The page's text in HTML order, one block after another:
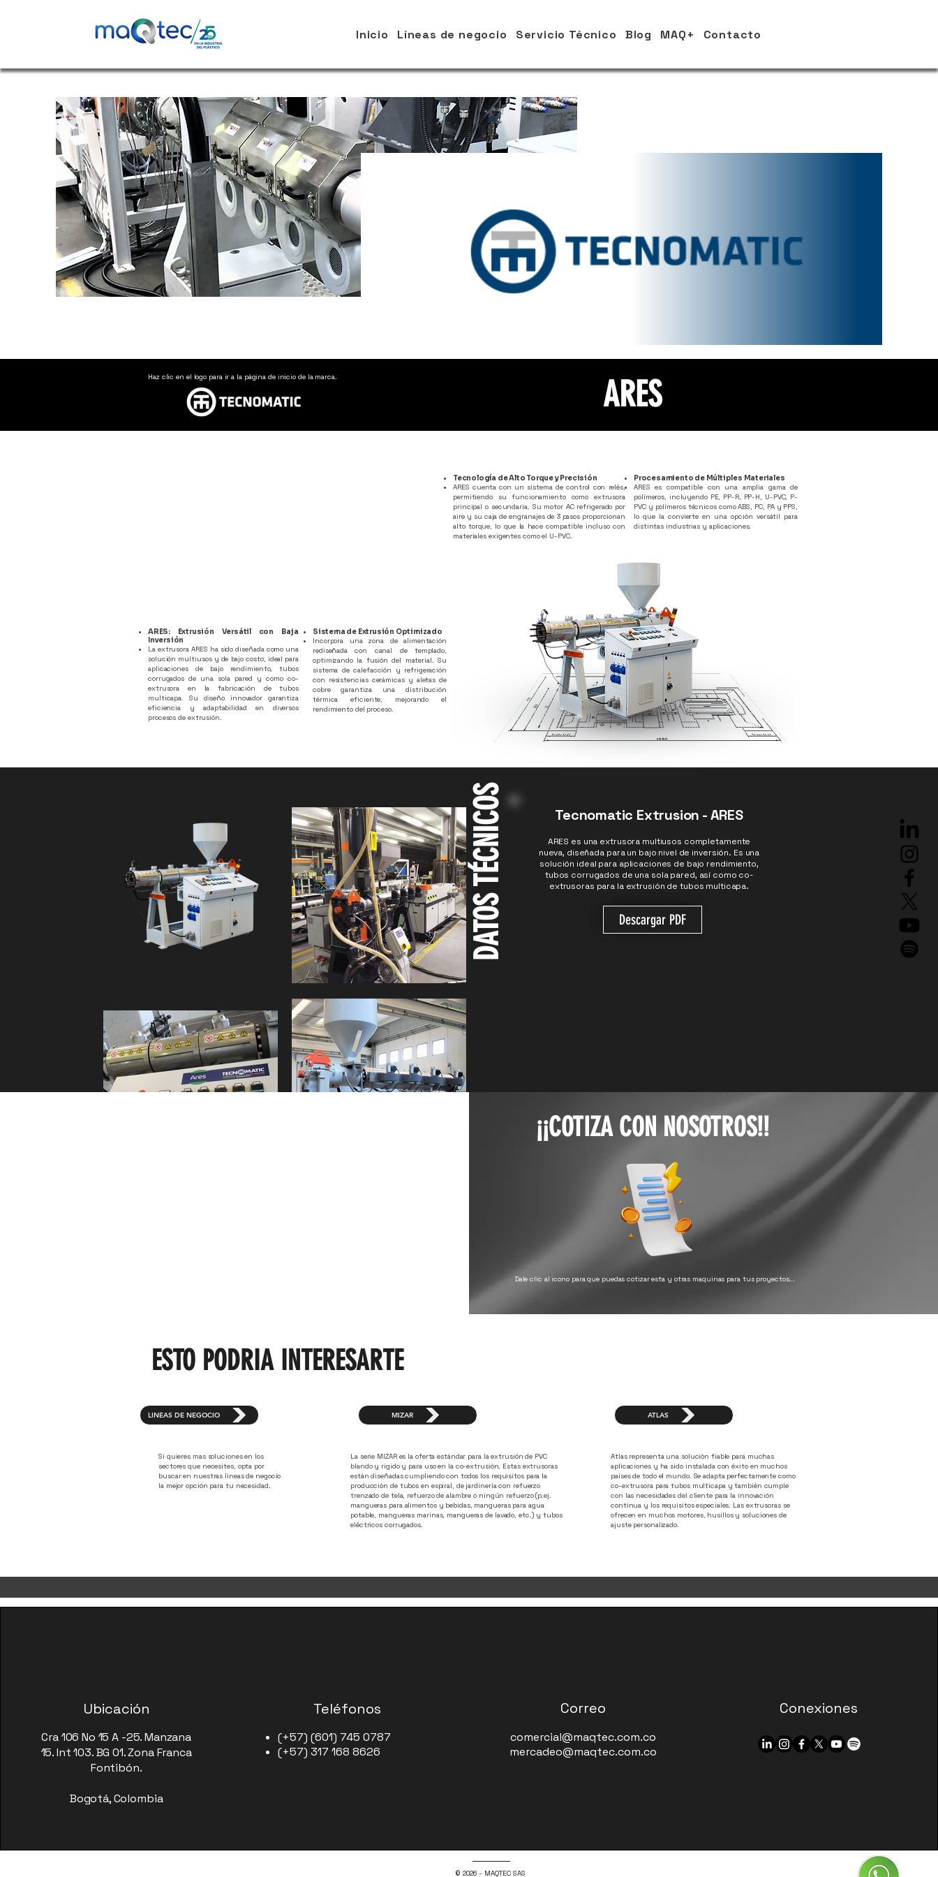
Inicio Líneas de negocio Servicio Técnico Blog MAQ+ Contacto
Haz clic en el logo para ir a la página de inicio de la marca. ARES
ARES: Extrusión Versátil con Baja
Inversión
La extrusora ARES ha sido diseñada como una
solución multiusos y de bajo costo, ideal para
aplicaciones de bajo rendimiento, tubos
corrugados de una sola pared y como co-
extrusora en la fabricación de tubos
multicapa. Su diseño innovador garantiza
eficiencia y adaptabilidad en diversos
procesos de extrusión.
Sistema de Extrusión Optimizado
Incorpora una zona de alimentación
rediseñada con canal de templado,
optimizando la fusión del material. Su
sistema de calefacción y refrigeración
con resistencias cerámicas y aletas de
cobre garantiza una distribución
térmica eficiente, mejorando el
rendimiento del proceso.
Tecnología de Alto Torque y Precisión
ARES cuenta con un sistema de control con relés,
permitiendo su funcionamiento como extrusora
principal o secundaria. Su motor AC refrigerado por
aire y su caja de engranajes de 3 pasos proporcionan
alto torque, lo que la hace compatible incluso con
materiales exigentes como el U-PVC.
Procesamiento de Múltiples Materiales
ARES es compatible con una amplia gama de
polímeros, incluyendo PE, PP-R, PP-H, U-PVC, P-
PVC y polímeros técnicos como ABS, PC, PA y PPS,
lo que la convierte en una opción versátil para
distintas industrias y aplicaciones.
Tecnomatic Extrusion - ARES
ARES es una extrusora multiusos completamente
nueva, diseñada para un bajo nivel de inversión. Es una
solución ideal para aplicaciones de bajo rendimiento,
tubos corrugados de una sola pared, así como co-
extrusoras para la extrusión de tubos multicapa.
Descargar PDF
DATOS TÉCNICOS
¡¡COTIZA CON NOSOTROS!!
Dale clic al icono para que puedas cotizar esta y otras maquinas para tus proyectos...
ESTO PODRIA INTERESARTE
LÍNEAS DE NEGOCIO
Si quieres mas soluciones en los
sectores que necesites, opta por
buscar en nuestras líneas de negocio
la mejor opción para tu necesidad.
MIZAR
La serie MIZAR es la oferta estándar para la extrusión de PVC
blando y rigido y para uso en la co-extrusión. Estas extrusoras
están diseñadas cumpliendo con todos los requisitos para la
producción de tubos en espiral, de jardinería con refuerzo
trenzado de tela, refuerzo de alambre o ningún refuerzo (p.ej.
mangueras para alimentos y bebidas, mangueras para agua
potable, mangueras marinas, mangueras de lavado, etc.) y tubos
eléctricos corrugados.
ATLAS
Atlas representa una solución fiable para muchas
aplicaciones y ha sido instalada con éxito en muchos
países de todo el mundo. Se adapta perfectamente como
co-extrusora para tubos multicapa y también cumple
con las necesidades del cliente para la innovación
continua y los requisitos especiales. Las extrusoras se
ofrecen en muchos motores, husillos y soluciones de
ajuste personalizado.
Ubicación
Cra 106 No 15 A -25. Manzana
15. Int 103. BG 01. Zona Franca
Fontibón.
Bogotá, Colombia
Teléfonos
(+57) (601) 745 0787
(+57) 317 168 8626
Correo
comercial@maqtec.com.co
mercadeo@maqtec.com.co
Conexiones
© 2026 - MAQTEC SAS